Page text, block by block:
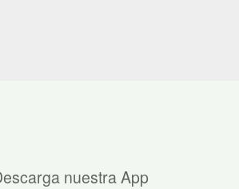
nuestra App